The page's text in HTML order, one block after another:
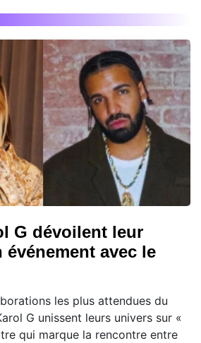
G dévoilent leur
avec le
les plus attendues du
G unissent leurs univers sur «
qui marque la rencontre entre